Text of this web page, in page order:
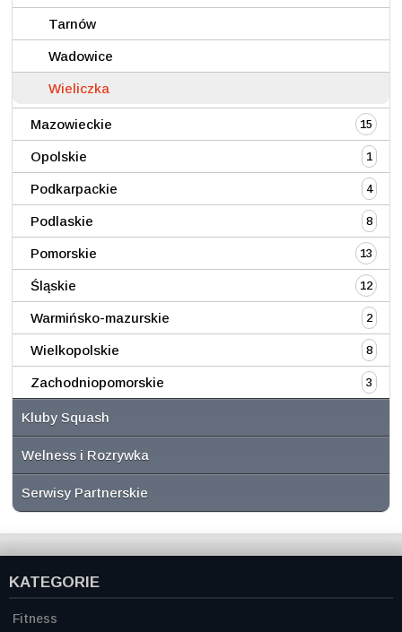
Tarnów
Wadowice
Wieliczka
Mazowieckie 15
Opolskie 1
Podkarpackie 4
Podlaskie 8
Pomorskie 13
Śląskie 12
Warmińsko-mazurskie 2
Wielkopolskie 8
Zachodniopomorskie 3
Kluby Squash
Welness i Rozrywka
Serwisy Partnerskie
KATEGORIE
Fitness